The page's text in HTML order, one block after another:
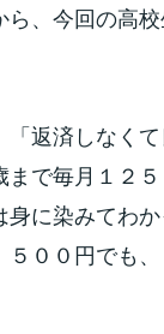
、今回の高
返済しなく
で毎月１２
に染みてわか
００円でも